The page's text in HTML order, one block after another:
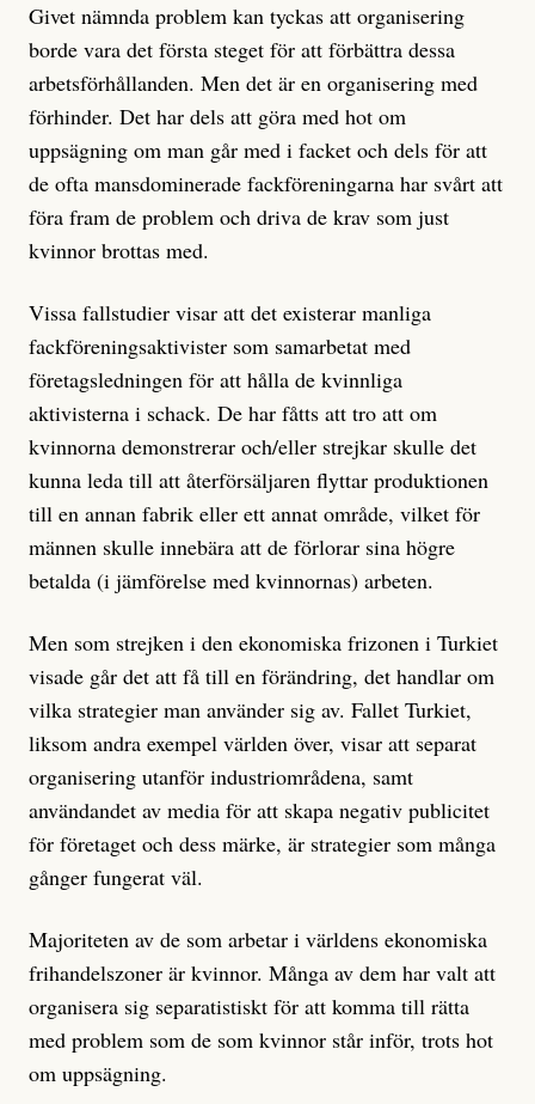
Givet nämnda problem kan tyckas att organisering
borde vara det första steget för att förbättra dessa
arbetsförhållanden. Men det är en organisering med
förhinder. Det har dels att göra med hot om
uppsägning om man går med i facket och dels för att
de ofta mansdominerade fackföreningarna har svårt att
föra fram de problem och driva de krav som just
kvinnor brottas med.
Vissa fallstudier visar att det existerar manliga
fackföreningsaktivister som samarbetat med
företagsledningen för att hålla de kvinnliga
aktivisterna i schack. De har fåtts att tro att om
kvinnorna demonstrerar och/eller strejkar skulle det
kunna leda till att återförsäljaren flyttar produktionen
till en annan fabrik eller ett annat område, vilket för
männen skulle innebära att de förlorar sina högre
betalda (i jämförelse med kvinnornas) arbeten.
Men som strejken i den ekonomiska frizonen i Turkiet
visade går det att få till en förändring, det handlar om
vilka strategier man använder sig av. Fallet Turkiet,
liksom andra exempel världen över, visar att separat
organisering utanför industriområdena, samt
användandet av media för att skapa negativ publicitet
för företaget och dess märke, är strategier som många
gånger fungerat väl.
Majoriteten av de som arbetar i världens ekonomiska
frihandelszoner är kvinnor. Många av dem har valt att
organisera sig separatistiskt för att komma till rätta
med problem som de som kvinnor står inför, trots hot
om uppsägning.